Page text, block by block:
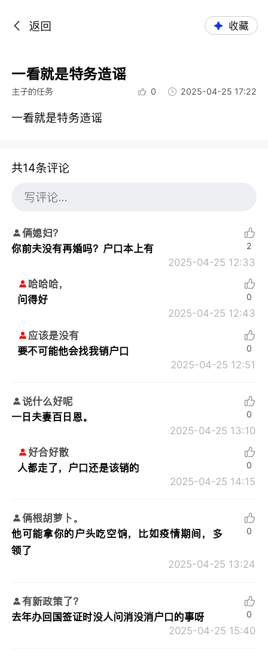
返回 收藏
一看就是特务造谣
主子的任务 0 2025-04-25 17:22
一看就是特务造谣
共14条评论
俩媳妇？
你前夫没有再婚吗？户口本上有
2025-04-25 12:33
2
哈哈哈，
问得好
2025-04-25 12:43
0
应该是没有
要不可能他会找我销户口
2025-04-25 12:51
0
说什么好呢
一日夫妻百日恩。
2025-04-25 13:10
0
好合好散
人都走了，户口还是该销的
2025-04-25 14:15
0
俩根胡萝卜。
他可能拿你的户头吃空饷，比如疫情期间，多
领了
2025-04-25 13:24
0
有新政策了？
去年办回国签证时没人问消没消户口的事呀
2025-04-25 15:40
0